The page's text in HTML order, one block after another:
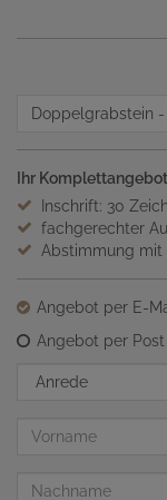
Doppelgrabstein -
Ihr
Inschrift: 30
fachgerechter
Abstimmung mit
Angebot per E-
Angebot per
Anrede
Vorname
Nachname